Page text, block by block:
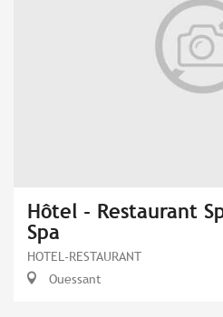
Hôtel - Restaurant
Spa
HOTEL-RESTAURANT
Ouessant